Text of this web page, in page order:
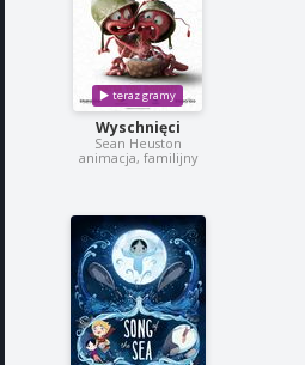
Wyschnięci
Sean Heuston
animacja, familijny